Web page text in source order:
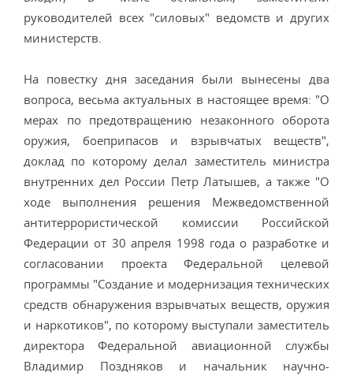
руководителей всех "силовых" ведомств и других
министерств.
На повестку дня заседания были вынесены два
вопроса, весьма актуальных в настоящее время: "О
мерах по предотвращению незаконного оборота
оружия, боеприпасов и взрывчатых веществ",
доклад по которому делал заместитель министра
внутренних дел России Петр Латышев, а также "О
ходе выполнения решения Межведомственной
антитеррористической комиссии Российской
Федерации от 30 апреля 1998 года о разработке и
согласовании проекта Федеральной целевой
программы "Создание и модернизация технических
средств обнаружения взрывчатых веществ, оружия
и наркотиков", по которому выступали заместитель
директора Федеральной авиационной службы
Владимир Поздняков и начальник научно-